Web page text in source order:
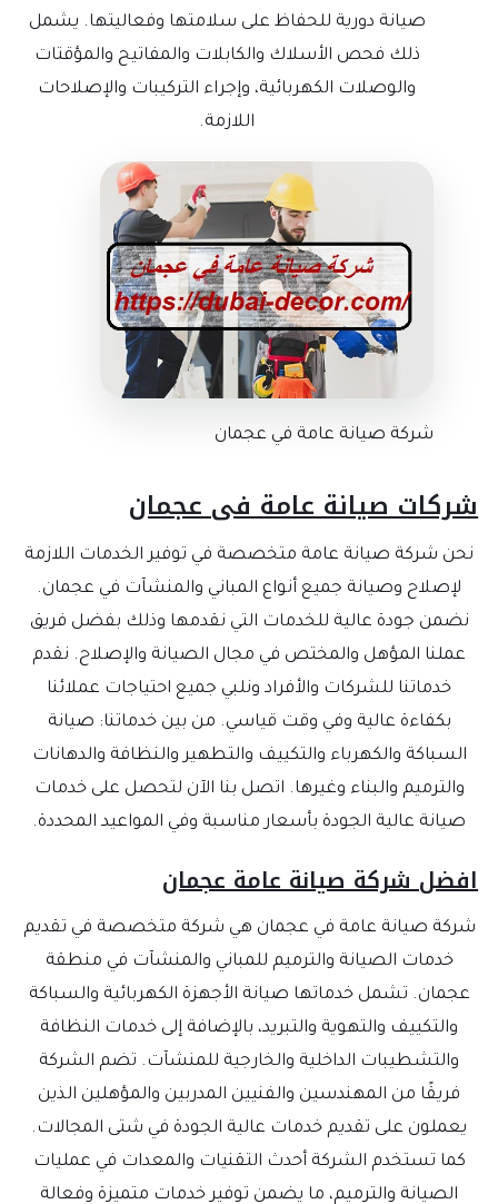
صيانة دورية للحفاظ على سلامتها وفعاليتها. يشمل
ذلك فحص الأسلاك والكابلات والمفاتيح والمؤقتات
والوصلات الكهربائية، وإجراء التركيبات والإصلاحات
اللازمة.
شركة صيانة عامة في عجمان
شركات صيانة عامة فى عجمان
نحن شركة صيانة عامة متخصصة في توفير الخدمات اللازمة
لإصلاح وصيانة جميع أنواع المباني والمنشآت في عجمان.
نضمن جودة عالية للخدمات التي نقدمها وذلك بفضل فريق
عملنا المؤهل والمختص في مجال الصيانة والإصلاح. نقدم
خدماتنا للشركات والأفراد ونلبي جميع احتياجات عملائنا
بكفاءة عالية وفي وقت قياسي. من بين خدماتنا: صيانة
السباكة والكهرباء والتكييف والتطهير والنظافة والدهانات
والترميم والبناء وغيرها. اتصل بنا الآن لتحصل على خدمات
صيانة عالية الجودة بأسعار مناسبة وفي المواعيد المحددة.
افضل شركة صيانة عامة عجمان
شركة صيانة عامة في عجمان هي شركة متخصصة في تقديم
خدمات الصيانة والترميم للمباني والمنشآت في منطقة
عجمان. تشمل خدماتها صيانة الأجهزة الكهربائية والسباكة
والتكييف والتهوية والتبريد، بالإضافة إلى خدمات النظافة
والتشطيبات الداخلية والخارجية للمنشآت. تضم الشركة
فريقًا من المهندسين والفنيين المدربين والمؤهلين الذين
يعملون على تقديم خدمات عالية الجودة في شتى المجالات.
كما تستخدم الشركة أحدث التقنيات والمعدات في عمليات
الصيانة والترميم، ما يضمن توفير خدمات متميزة وفعالة